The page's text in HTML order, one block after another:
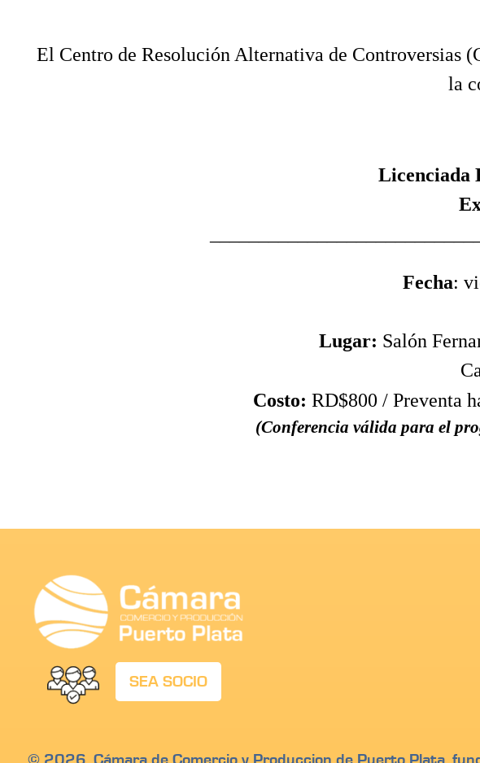
El Centro de Resolución Alternativa de Controversias
la
Licenciada
Fecha:
Lugar: Salón
Costo: RD$800 / Preventa
(Conferencia válida para el
SEA SOCIO
© 2026. Cámara de Comercio y Produccion de Puerto Plata,